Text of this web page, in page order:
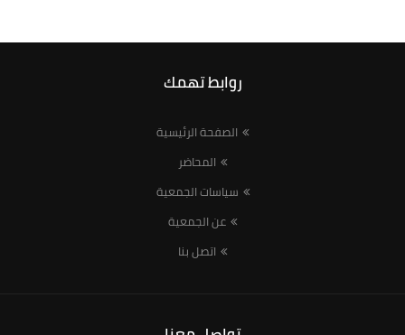
روابط تهمك
الصفحة الرئيسية
المحاضر
سياسات الجمعية
عن الجمعية
اتصل بنا